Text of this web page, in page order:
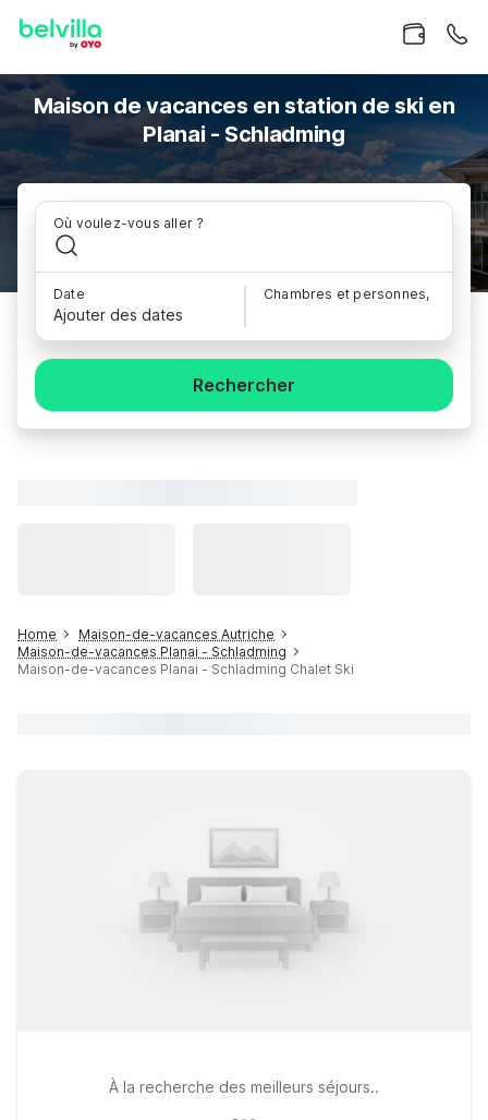
Maison de vacances en station de ski en
Planai - Schladming
Où voulez-vous aller ?
Date
Ajouter des dates
Chambres et personnes,
Rechercher
Home
Maison-de-vacances Autriche
Maison-de-vacances Planai - Schladming
Maison-de-vacances Planai - Schladming Chalet Ski
À la recherche des meilleurs séjours..